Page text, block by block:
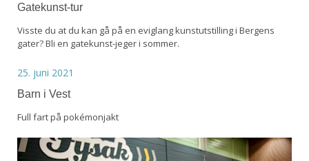
Gatekunst-tur
Visste du at du kan gå på en eviglang kunstutstilling i Bergens
gater? Bli en gatekunst-jeger i sommer.
25. juni 2021
Barn i Vest
Full fart på pokémonjakt